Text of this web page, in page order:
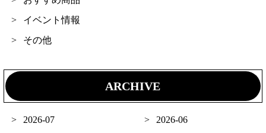
イベント情報
その他
ARCHIVE
2026-07
2026-06